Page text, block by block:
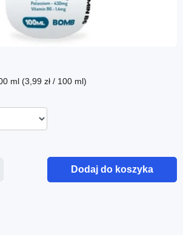
ml (3,99 zł / 100 ml)
Dodaj do koszyka